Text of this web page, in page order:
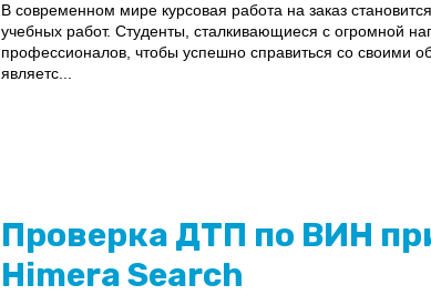
В современном мире курсовая работа на заказ
учебных работ. Студенты, сталкивающиеся с огромной
профессионалов, чтобы успешно справиться со своими
являетс...
Проверка ДТП по ВИН
Himera Search